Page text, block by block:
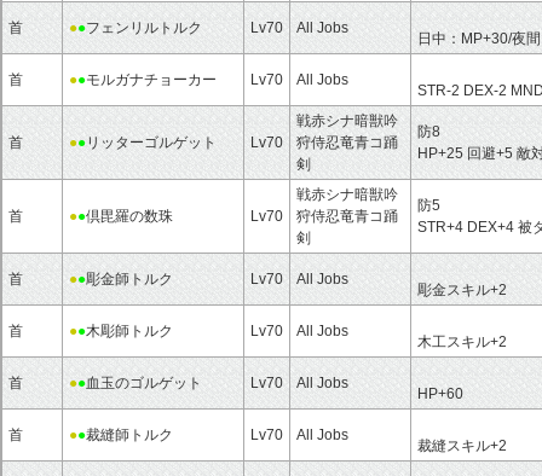
首 ●●フェンリルトルク Lv70 All Jobs
日中：MP+30/夜
首 ●●モルガナチョーカー Lv70 All Jobs
STR-2 DEX-2
首 ●●リッターゴルゲット Lv70
戦赤シナ暗獣吟
狩侍忍竜青コ踊
剣
防8
HP+25 回避+5 敵
首 ●●倶毘羅の数珠 Lv70
戦赤シナ暗獣吟
狩侍忍竜青コ踊
剣
防5
STR+4 DEX+4 被
首 ●●彫金師トルク Lv70 All Jobs
彫金スキル+2
首 ●●木彫師トルク Lv70 All Jobs
木工スキル+2
首 ●●血玉のゴルゲット Lv70 All Jobs
HP+60
首 ●●裁縫師トルク Lv70 All Jobs
裁縫スキル+2